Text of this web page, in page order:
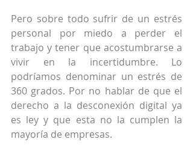
Pero sobre todo sufrir de un estrés
personal por miedo a perder el
trabajo y tener que acostumbrarse a
vivir en la incertidumbre. Lo
podríamos denominar un estrés de
360 grados. Por no hablar de que el
derecho a la desconexión digital ya
es ley y que esta no la cumplen la
mayoría de empresas.